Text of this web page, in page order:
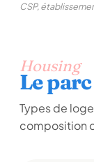
CSP,
Housing
Le
Types de
composition